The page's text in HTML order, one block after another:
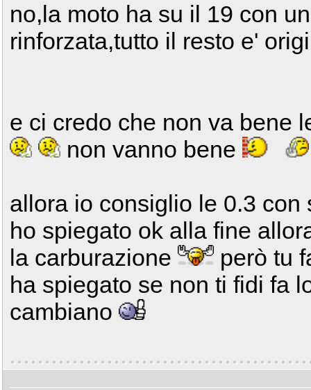
no,la moto ha su il 19 con
rinforzata,tutto il resto e'
e ci credo che non va bene
non vanno bene
allora io consiglio le 0.3
ho spiegato ok alla fine
la carburazione
però tu
ha spiegato se non ti fidi fa
cambiano